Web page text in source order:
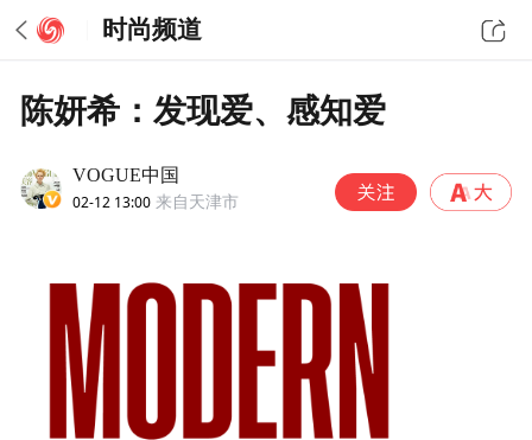
时尚频道
陈妍希：发现爱、感知爱
VOGUE中国
02-12 13:00 来自天津市